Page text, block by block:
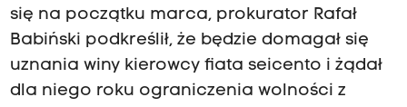
się na początku marca, prokurator Rafał
Babiński podkreślił, że będzie domagał się
uznania winy kierowcy fiata seicento i żądał
dla niego roku ograniczenia wolności z